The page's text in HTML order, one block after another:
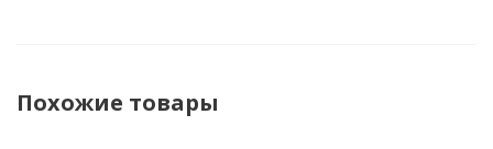
Похожие товары